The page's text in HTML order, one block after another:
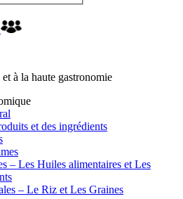
à la haute gastronomie
et des ingrédients
– Les Huiles alimentaires et Les
– Le Riz et Les Graines